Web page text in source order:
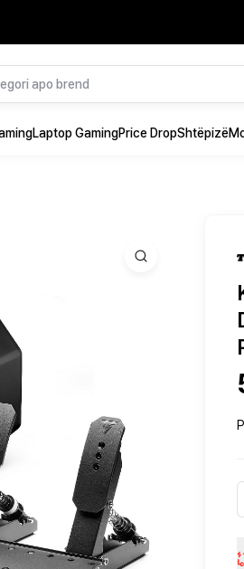
Laptop GamingPrice DropShtëpizë